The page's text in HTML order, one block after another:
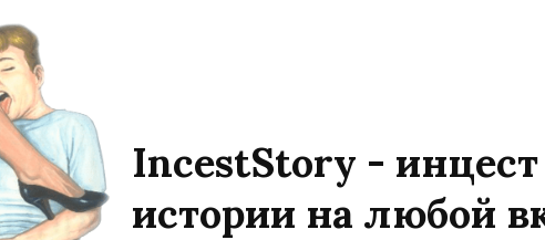
IncestStory - инцест
истории на любой